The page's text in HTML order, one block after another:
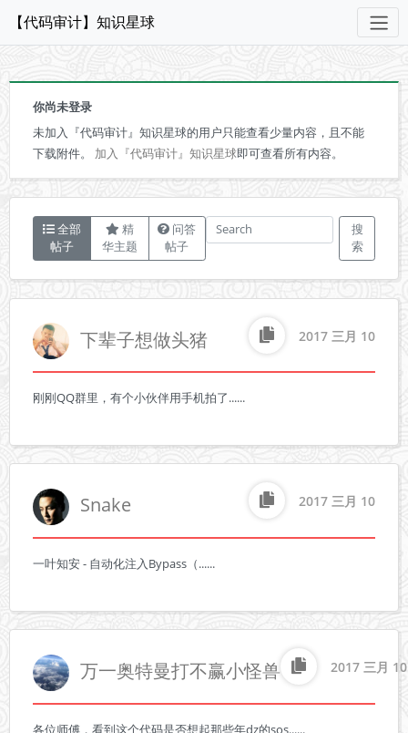
【代码审计】知识星球
你尚未登录
未加入『代码审计』知识星球的用户只能查看少量内容，且不能
下载附件。 加入『代码审计』知识星球即可查看所有内容。
全部
帖子
精
华主题
问答
帖子
搜
索
下辈子想做头猪 2017 三月 10
刚刚QQ群里，有个小伙伴用手机拍了......
Snake 2017 三月 10
一叶知安 - 自动化注入Bypass（......
万一奥特曼打不赢小怪兽 2017 三月 10
各位师傅，看到这个代码是否想起那些年dz的sos......